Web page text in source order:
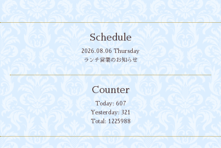
Schedule
2026.08.06 Thursday
ランチ営業のお知らせ
Counter
Today: 607
Yesterday: 321
Total: 1225988